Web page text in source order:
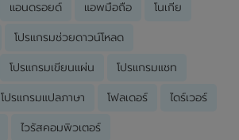
แอนดรอยด์ แอพมือถือ โนเกีย
โปรแกรมช่วยดาวน์โหลด
โปรแกรมเขียนแผ่น โปรแกรมแชท
โปรแกรมแปลภาษา โฟลเดอร์ ไดร์เวอร์
ไวรัสคอมพิวเตอร์